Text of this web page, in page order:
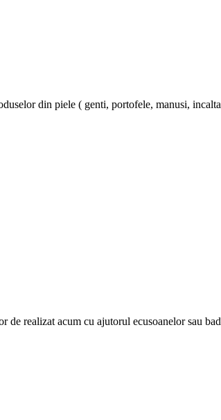
din piele ( genti, portofele, manusi,
de realizat acum cu ajutorul ecusoanelor sau